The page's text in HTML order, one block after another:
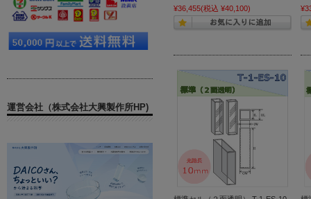
¥36,455(税込 ¥40,100)
運営会社（株式会社大興製作所HP)